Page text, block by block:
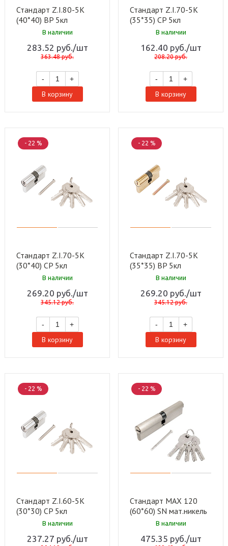
Стандарт Z.I.80-5K
(40*40) BP 5кл
англ.ключ/ключ
механизм(120,12)
В наличии
283.52 руб. /шт
363.48руб.
- +
В корзину
Стандарт Z.I.70-5K
(35*35) CP 5кл
англ.ключ/ключ
механизм(120,12)
В наличии
162.40 руб. /шт
208.20руб.
- +
В корзину
- 22 %
Стандарт Z.I.70-5K
(30*40) CP 5кл
англ.ключ/ключ
механизм(120,12)
В наличии
269.20 руб. /шт
345.12руб.
- +
В корзину
- 22 %
Стандарт Z.I.70-5K
(35*35) BP 5кл
англ.ключ/ключ
механизм(120,12)
В наличии
269.20 руб. /шт
345.12руб.
- +
В корзину
- 22 %
Стандарт Z.I.60-5K
(30*30) CP 5кл
англ.ключ/ключ
механизм(120,12)
В наличии
237.27 руб. /шт
- 22 %
Стандарт MAX 120
(60*60) SN мат.никель
5кл перф.ключ/ключ
механизм(60,10)
В наличии
475.35 руб. /шт